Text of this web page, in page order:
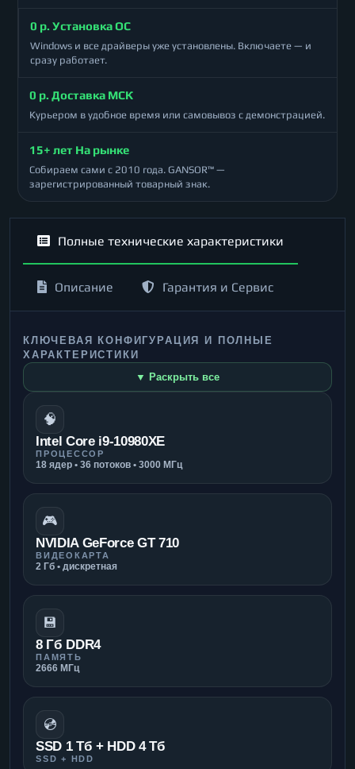
0 р. Установка ОС
Windows и все драйверы уже установлены. Включаете — и
сразу работает.
0 р. Доставка МСК
Курьером в удобное время или самовывоз с демонстрацией.
15+ лет На рынке
Собираем сами с 2010 года. GANSOR™ —
зарегистрированный товарный знак.
Полные технические характеристики
Описание Гарантия и Сервис
КЛЮЧЕВАЯ КОНФИГУРАЦИЯ И ПОЛНЫЕ
ХАРАКТЕРИСТИКИ
▼ Раскрыть все
🧠
Intel Core i9-10980XE
ПРОЦЕССОР
18 ядер • 36 потоков • 3000 МГц
🎮
NVIDIA GeForce GT 710
ВИДЕОКАРТА
2 Гб • дискретная
💾
8 Гб DDR4
ПАМЯТЬ
2666 МГц
💿
SSD 1 Тб + HDD 4 Тб
SSD + HDD